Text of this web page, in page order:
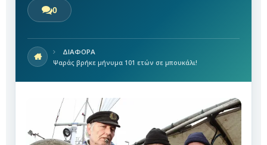
0
ΔΙΑΦΟΡΑ
Ψαράς βρήκε μήνυμα 101 ετών σε μπουκάλι!